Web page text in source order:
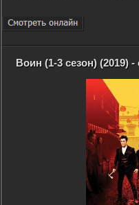
Воин (1-3 сезон) (2019)